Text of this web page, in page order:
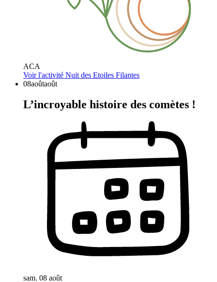
ACA
Voir l'activité Nuit des Etoiles Filantes
08aoûtaoût
L’incroyable histoire des comètes !
sam. 08 août